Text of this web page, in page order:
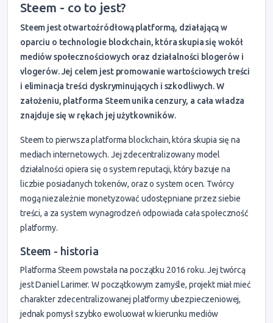
Steem - co to jest?
Steem jest otwartoźródłową platformą, działającą w
oparciu o technologie blockchain, która skupia się wokół
mediów społecznościowych oraz działalności blogerów i
vlogerów. Jej celem jest promowanie wartościowych treści
i eliminacja treści dyskryminujących i szkodliwych. W
założeniu, platforma Steem unika cenzury, a cała władza
znajduje się w rękach jej użytkowników.
Steem to pierwsza platforma blockchain, która skupia się na
mediach internetowych. Jej zdecentralizowany model
działalności opiera się o system reputacji, który bazuje na
liczbie posiadanych tokenów, oraz o system ocen. Twórcy
mogą niezależnie monetyzować udostępniane przez siebie
treści, a za system wynagrodzeń odpowiada cała społeczność
platformy.
Steem - historia
Platforma Steem powstała na początku 2016 roku. Jej twórcą
jest Daniel Larimer. W początkowym zamyśle, projekt miał mieć
charakter zdecentralizowanej platformy ubezpieczeniowej,
jednak pomysł szybko ewoluował w kierunku mediów